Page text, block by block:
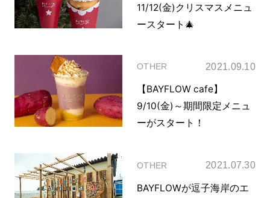
11/12(金)クリスマスメニュ
ースタート🎄
OTHER 2021.09.10
【BAYFLOW cafe】
9/10(金)～期間限定メニュ
ーがスタート！
OTHER 2021.07.30
BAYFLOWが逗子海岸のエ